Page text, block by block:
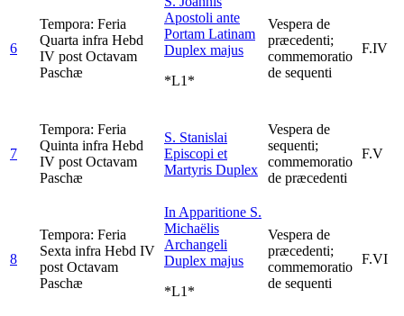
6
Tempora: Feria
Quarta infra Hebd
IV post Octavam
Paschæ
Apostoli ante
Portam Latinam
Duplex majus
*L1*
Vespera de
præcedenti;
commemoratio
de sequenti
F.IV
7
Tempora: Feria
Quinta infra Hebd
IV post Octavam
Paschæ
S. Stanislai
Episcopi et
Martyris Duplex
Vespera de
sequenti;
commemoratio
de præcedenti
F.V
8
Tempora: Feria
Sexta infra Hebd IV
post Octavam
Paschæ
In Apparitione S.
Michaëlis
Archangeli
Duplex majus
*L1*
Vespera de
præcedenti;
commemoratio
de sequenti
F.VI